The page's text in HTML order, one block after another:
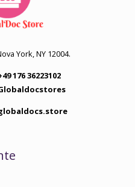
York, NY 12004.
176 36223102